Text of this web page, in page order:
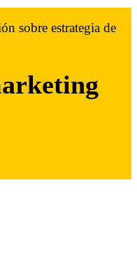
sobre estrategia de